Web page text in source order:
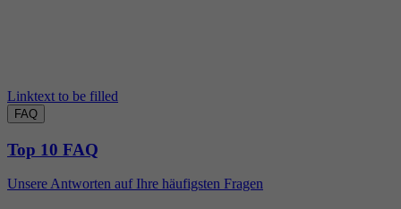
Linktext to be filled
FAQ
Top 10 FAQ
Unsere Antworten auf Ihre häufigsten Fragen